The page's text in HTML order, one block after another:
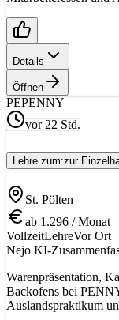
Details
Öffnen
PEPENNY
vor 22 Std.
Lehre zum:zur
St. Pölten
ab 1.296 / Monat
VollzeitLehreVor Ort
Nejo KI-
Warenpräsentation,
Backofens bei
Auslandspraktikum